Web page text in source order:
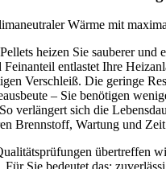
Wärme mit
heizen Sie sauberer und
entlastet Ihre
Verschleiß. Die geringe
– Sie benötigen
verlängert sich die
Brennstoff, Wartung und
übertreffen